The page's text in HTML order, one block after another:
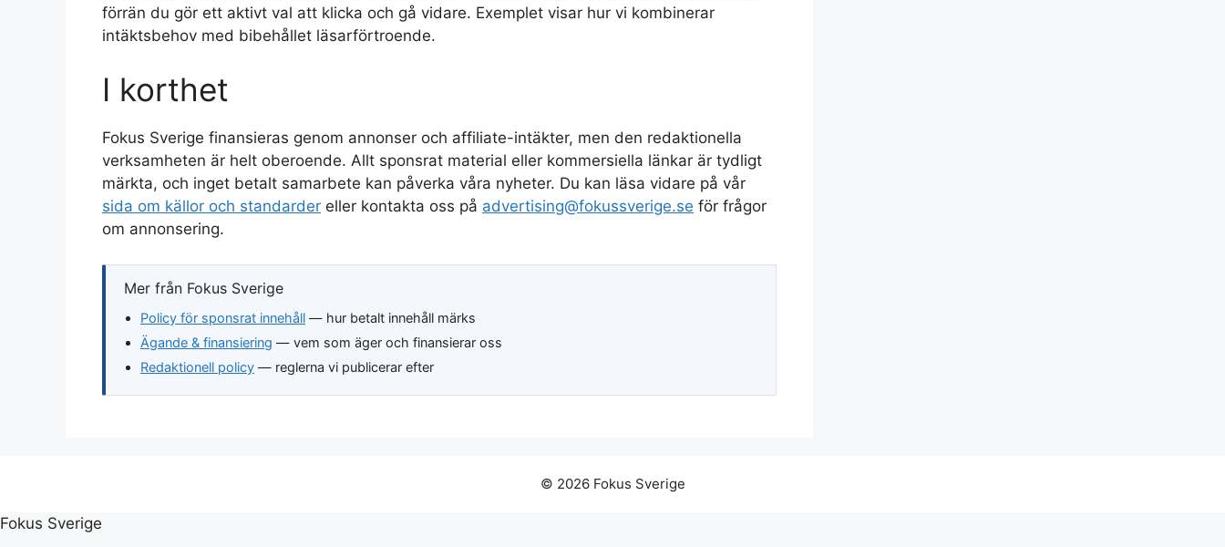
förrän du gör ett aktivt val att klicka och gå vidare. Exemplet visar hur vi kombinerar
intäktsbehov med bibehållet läsarförtroende.
I korthet
Fokus Sverige finansieras genom annonser och affiliate-intäkter, men den redaktionella
verksamheten är helt oberoende. Allt sponsrat material eller kommersiella länkar är tydligt
märkta, och inget betalt samarbete kan påverka våra nyheter. Du kan läsa vidare på vår
sida om källor och standarder eller kontakta oss på advertising@fokussverige.se för frågor
om annonsering.
Mer från Fokus Sverige
Policy för sponsrat innehåll — hur betalt innehåll märks
Ägande & finansiering — vem som äger och finansierar oss
Redaktionell policy — reglerna vi publicerar efter
© 2026 Fokus Sverige
Fokus Sverige